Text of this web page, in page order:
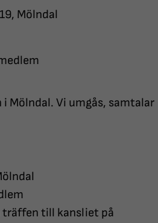
Mölndal
i Mölndal. Vi umgås, samtalar
träffen till kansliet på